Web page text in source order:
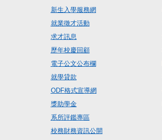
新生入學服務網
就業徵才活動
求才訊息
歷年校慶回顧
電子公文公布欄
就學貸款
ODF格式宣導網
獎助學金
系所評鑑專區
校務財務資訊公開